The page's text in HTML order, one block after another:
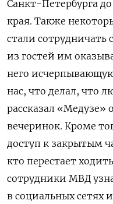
Санкт-Петербурга
края. Также
стали
из гостей им
него
нас, что делал, что
рассказал «Медузе»
вечеринок. Кроме
доступ к закрытым
кто перестает
сотрудники МВД
в социальных сетях